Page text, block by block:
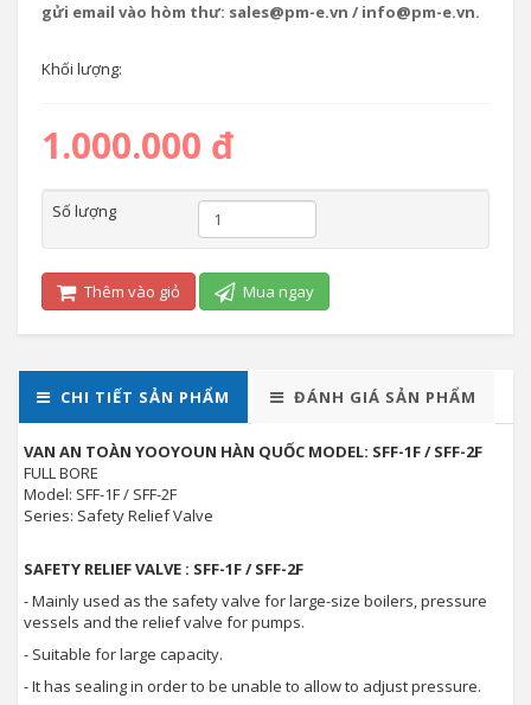
gửi email vào hòm thư: sales@pm-e.vn / info@pm-e.vn.
Khối lượng:
1.000.000 đ
Số lượng
Thêm vào giỏ Mua ngay
CHI TIẾT SẢN PHẨM ĐÁNH GIÁ SẢN PHẨM
VAN AN TOÀN YOOYOUN HÀN QUỐC MODEL: SFF-1F / SFF-2F
FULL BORE
Model: SFF-1F / SFF-2F
Series: Safety Relief Valve
SAFETY RELIEF VALVE : SFF-1F / SFF-2F
- Mainly used as the safety valve for large-size boilers, pressure
vessels and the relief valve for pumps.
- Suitable for large capacity.
- It has sealing in order to be unable to allow to adjust pressure.